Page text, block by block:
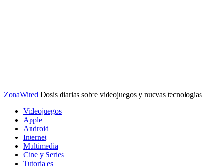
ZonaWired Dosis diarias sobre videojuegos y nuevas tecnologías
Videojuegos
Apple
Android
Internet
Multimedia
Cine y Series
Tutoriales